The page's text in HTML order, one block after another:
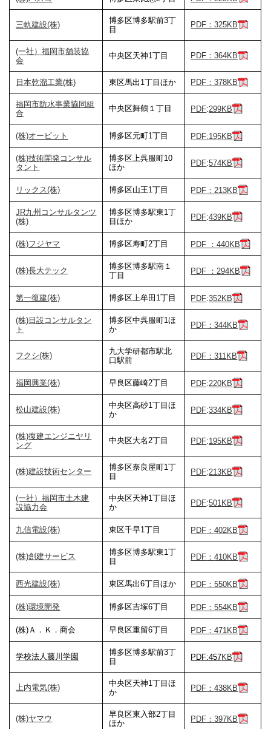
三軌建設(株)
博多区博多駅前3丁
目
PDF：325KB
(一社）福岡市舗装協
会
中央区天神1丁目 PDF：364KB
日本乾溜工業(株) 東区馬出1丁目ほか PDF：378KB
福岡市防水事業協同組
合
中央区舞鶴１丁目 PDF:299KB
(株)オービット 博多区元町1丁目 PDF:195KB
(株)技術開発コンサル
タント
博多区上呉服町10
ほか
PDF:574KB
リックス(株) 博多区山王1丁目 PDF ：213KB
JR九州コンサルタンツ
(株)
博多区博多駅東1丁
目ほか
PDF:439KB
(株)フジヤマ 博多区寿町2丁目 PDF ：440KB
(株)長大テック
博多区博多駅南１
丁目
PDF ：294KB
第一復建(株) 博多区上牟田1丁目 PDF:352KB
(株)日設コンサルタン
ト
博多区中呉服町1ほ
か
PDF ：344KB
フクシ(株)
九大学研都市駅北
口駅前
PDF ：311KB
福岡興業(株) 早良区藤崎2丁目 PDF:220KB
松山建設(株)
中央区高砂1丁目ほ
か
PDF:334KB
(株)復建エンジニヤリ
ング
中央区大名2丁目 PDF:195KB
(株)建設技術センター
博多区奈良屋町1丁
目
PDF:213KB
(一社）福岡市土木建
設協力会
中央区天神1丁目ほ
か
PDF:501KB
九信電設(株) 東区千早1丁目 PDF ：402KB
(株)創建サービス
博多区博多駅東1丁
目
PDF ：410KB
西光建設(株) 東区馬出6丁目ほか PDF ：550KB
(株)環境開発 博多区吉塚6丁目 PDF ：554KB
(株)Ａ．Ｋ．商会 早良区重留6丁目 PDF ：471KB
学校法人藤川学園
博多区博多駅前3丁
目
PDF:457KB
上内電気(株)
中央区天神1丁目ほ
か
PDF ：438KB
(株)ヤマウ
早良区東入部2丁目
ほか
PDF ：397KB